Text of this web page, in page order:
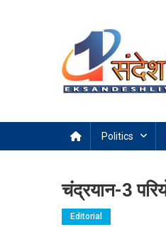
Politics
चंद्रयान-3
Editorial